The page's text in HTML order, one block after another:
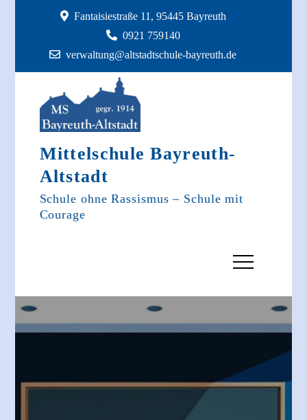
Fantaisiestraße 11, 95445 Bayreuth
0921 759140
verwaltung@altstadtschule-bayreuth.de
Mittelschule Bayreuth-
Altstadt
Schule ohne Rassismus – Schule mit
Courage